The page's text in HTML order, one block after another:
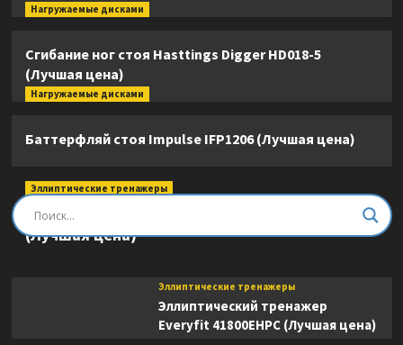
Нагружаемые дисками
Сгибание ног стоя Hasttings Digger HD018-5
(Лучшая цена)
Нагружаемые дисками
Баттерфляй стоя Impulse IFP1206 (Лучшая цена)
Эллиптические тренажеры
Эллиптический тренажер DFC E8745T
(Лучшая цена)
Эллиптические тренажеры
Эллиптический тренажер
Everyfit 41800EHPC (Лучшая цена)